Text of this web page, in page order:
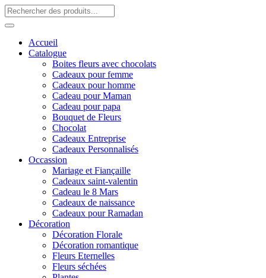
Accueil
Catalogue
Boites fleurs avec chocolats
Cadeaux pour femme
Cadeaux pour homme
Cadeau pour Maman
Cadeau pour papa
Bouquet de Fleurs
Chocolat
Cadeaux Entreprise
Cadeaux Personnalisés
Occassion
Mariage et Fiançaille
Cadeaux saint-valentin
Cadeau le 8 Mars
Cadeaux de naissance
Cadeaux pour Ramadan
Décoration
Décoration Florale
Décoration romantique
Fleurs Eternelles
Fleurs séchées